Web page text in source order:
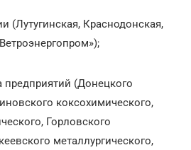
(Лутугинская, Краснодонская,
предприятий (Донецкого
коксохимического,
Горловского
металлургического,